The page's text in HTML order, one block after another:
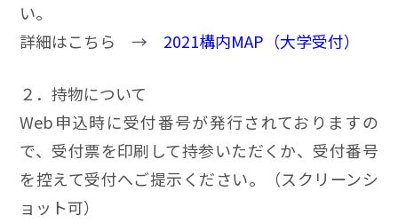
い。
詳細はこちら → 2021構内MAP（大学受付）
２．持物について
Web申込時に受付番号が発行されておりますの
で、受付票を印刷して持参いただくか、受付番号
を控えて受付へご提示ください。（スクリーンシ
ョット可）